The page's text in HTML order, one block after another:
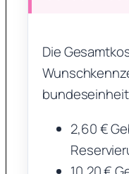
Die
2,60 €